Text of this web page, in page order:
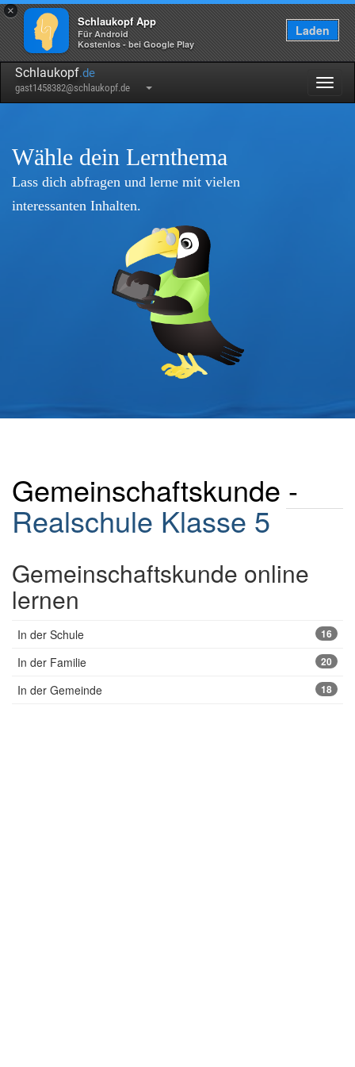
×
Schlaukopf App
Für Android
Kostenlos - bei Google Play
Laden
Schlaukopf.de
gast1458382@schlaukopf.de
Wähle dein Lernthema
Lass dich abfragen und lerne mit vielen
interessanten Inhalten.
Gemeinschaftskunde -
Realschule Klasse 5
Gemeinschaftskunde online
lernen
In der Schule 16
In der Familie 20
In der Gemeinde 18